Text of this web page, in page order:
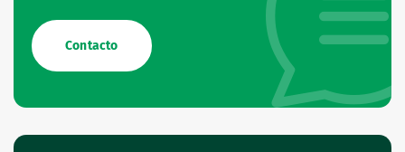
Contacto